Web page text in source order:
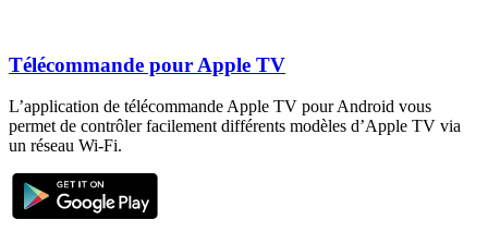
Télécommande pour Apple TV
L’application de télécommande Apple TV pour Android vous
permet de contrôler facilement différents modèles d’Apple TV via
un réseau Wi-Fi.